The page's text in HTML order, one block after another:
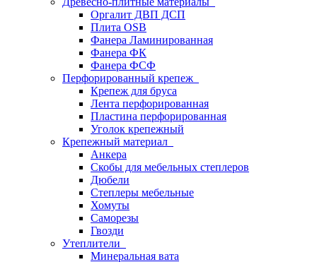
Оргалит ДВП ДСП
Плита OSB
Фанера Ламинированная
Фанера ФК
Фанера ФСФ
Перфорированный крепеж
Крепеж для бруса
Лента перфорированная
Пластина перфорированная
Уголок крепежный
Крепежный материал
Анкера
Скобы для мебельных степлеров
Дюбели
Степлеры мебельные
Хомуты
Саморезы
Гвозди
Утеплители
Минеральная вата